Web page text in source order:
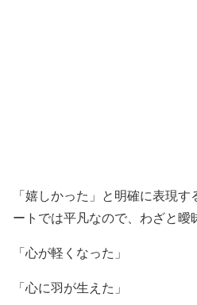
「嬉しかった」と明確に表現
ートでは平凡なので、わざと曖
「心が軽くなった」
「心に羽が生えた」